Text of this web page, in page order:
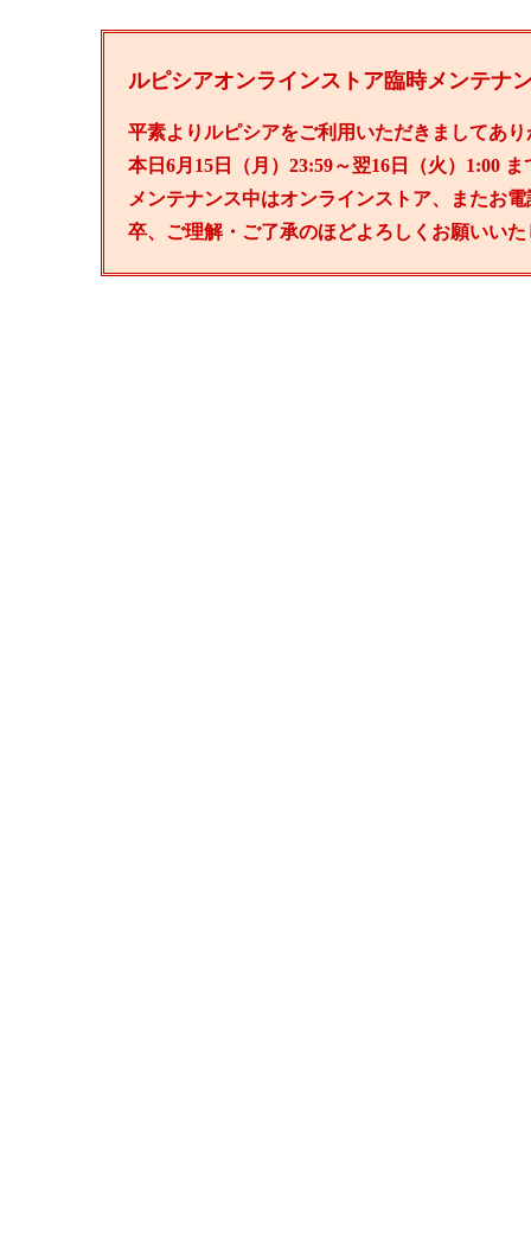
ルピシアオンラインストア臨時メンテナ
平素よりルピシアをご利用いただきましてあ
本日6月15日（月）23:59～翌16日（火）1:00
メンテナンス中はオンラインストア、またお
卒、ご理解・ご了承のほどよろしくお願いいた